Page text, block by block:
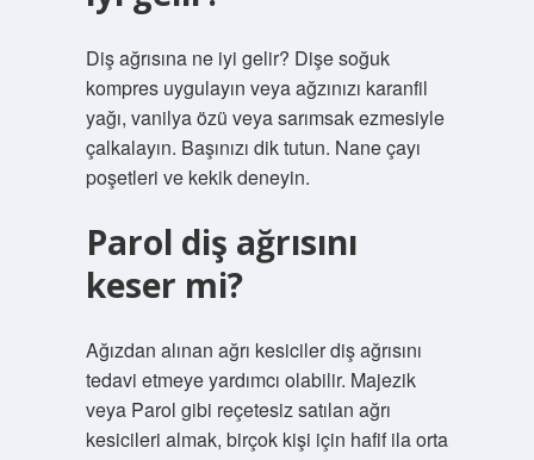
Diş ağrısına ne iyi gelir? Dişe soğuk
kompres uygulayın veya ağzınızı karanfil
yağı, vanilya özü veya sarımsak ezmesiyle
çalkalayın. Başınızı dik tutun. Nane çayı
poşetleri ve kekik deneyin.
Parol diş ağrısını
keser mi?
Ağızdan alınan ağrı kesiciler diş ağrısını
tedavi etmeye yardımcı olabilir. Majezik
veya Parol gibi reçetesiz satılan ağrı
kesicileri almak, birçok kişi için hafif ila orta